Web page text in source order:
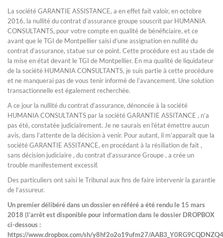
La société GARANTIE ASSISTANCE, a en effet fait valoir, en octobre
2016, la nullité du contrat d’assurance groupe souscrit par HUMANIA
CONSULTANTS, pour votre compte en qualité de bénéficiaire, et ce
avant que le TGI de Montpellier saisi d’une assignation en nullité du
contrat d’assurance, statue sur ce point. Cette procédure est au stade de
la mise en état devant le TGI de Montpellier. En ma qualité de liquidateur
de la société HUMANIA CONSULTANTS, je suis partie à cette procédure
et ne manquerai pas de vous tenir informé de l’avancement. Une solution
transactionnelle est également recherchée.
A ce jour la nullité du contrat d’assurance, dénoncée à la société
HUMANIA CONSULTANTS par la société GARANTIE ASSITANCE , n’a
pas été, constatée judiciairement. Je ne saurais en l’état émettre aucun
avis, dans l’attente de la décision à venir. Pour autant, il m’apparaît que la
société GARANTIE ASSITANCE, en procédant à la résiliation de fait ,
sans décision judiciaire , du contrat d’assurance Groupe , a crée un
trouble manifestement excessif.
Des particuliers ont saisi le Tribunal aux fins de faire intervenir la garantie
de l’assureur.
Un premier délibéré dans un dossier en référé a été rendu le 15 mars
2018 (l’arrêt est disponible pour information dans le dossier DROPBOX
ci-dessous :
https://www.dropbox.com/sh/y8hf2o2o19ufm27/